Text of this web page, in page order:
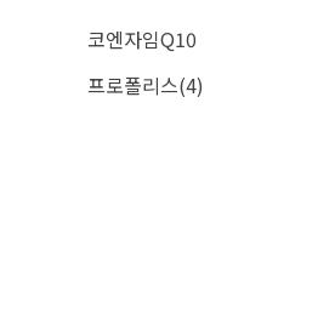
코엔자임Q10
프로폴리스(4)